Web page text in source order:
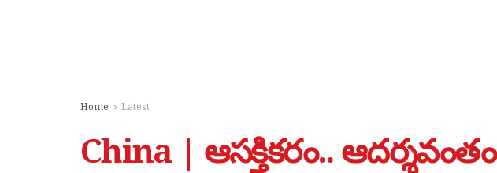
Home Latest
China | ఆసక్తికరం.. ఆదర్శవంతం